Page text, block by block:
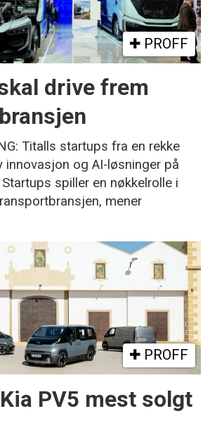
PROFF
drive frem
Titalls startups fra en rekke
innovasjon og AI-løsninger på
spiller en nøkkelrolle i
mener
PROFF
PV5 mest solgt